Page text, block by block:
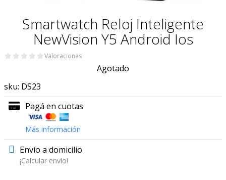
Smartwatch Reloj Inteligente
NewVision Y5 Android Ios
Valoraciones
Agotado
sku: DS23
Pagá en cuotas
Más información
Envío a domicilio
¡Calcular envío!